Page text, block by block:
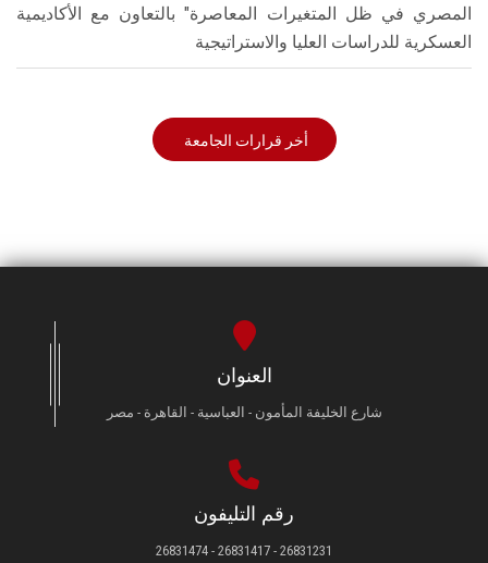
المصري في ظل المتغيرات المعاصرة" بالتعاون مع الأكاديمية
العسكرية للدراسات العليا والاستراتيجية
أخر قرارات الجامعة
العنوان
شارع الخليفة المأمون - العباسية - القاهرة - مصر
رقم التليفون
26831231 - 26831417 - 26831474